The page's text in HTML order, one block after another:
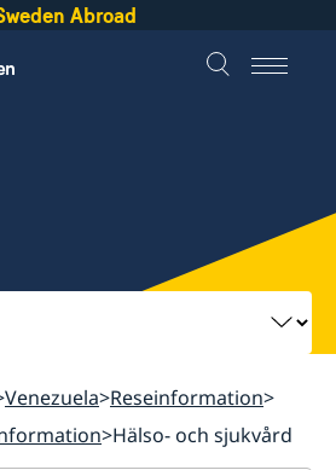
Abroad
Venezuela Reseinformation
Hälso- och sjukvård